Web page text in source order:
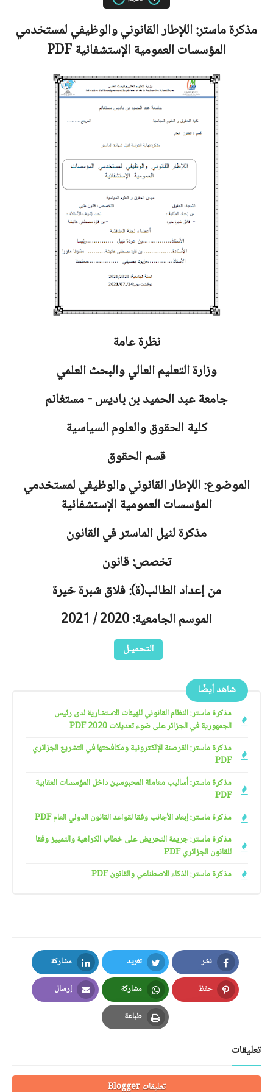
مذكرة ماستر:اللإطار القانوني والوظيفي لمستخدمي
المؤسسات العمومية الإستشفائيةPDF
نظرة عامة
وزارة التعليم العالي والبحث العلمي
جامعةعبد الحميد بن باديس - مستغانم
كلية الحقوق والعلوم السياسية
قسم الحقوق
الموضوع: اللإطار القانوني والوظيفي لمستخدمي
المؤسسات العمومية الإستشفائية
مذكرة لنيل الماستر في القانون
تخصص: قانون
من إعداد الطالب(ة): فلاق شبرة خيرة
الموسم الجامعية: 2020 / 2021
التحميـل
شاهد أيضًا
مذكرة ماستر: النظام القانوني للهيئات الاستشارية لدى رئيس
الجمهورية في الجزائر على ضوء تعديلات 2020 PDF
مذكرة ماستر: القرصنة الإلكترونية ومكافحتها في التشريع الجزائري
PDF
مذكرة ماستر: أساليب معاملة المحبوسين داخل المؤسسات العقابية
PDF
مذكرة ماستر: إبعاد الأجانب وفقا لقواعد القانون الدولي العام PDF
مذكرة ماستر: جريمة التحريض على خطاب الكراهية والتمييز وفقا
للقانون الجزائري PDF
مذكرة ماستر: الذكاء الاصطناعي والقانون PDF
نشر
Facebook
تغريد
Twitter
مشاركة
LinkedIn
حفظ
Pinterest
مشاركة
Whatsapp
إرسال
Email
طباعة
Print
تعليقات
تعليقات Blogger